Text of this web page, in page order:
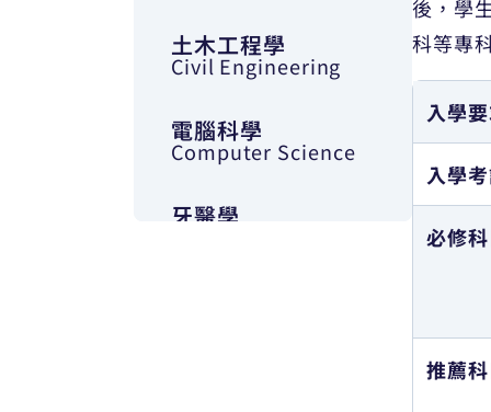
土木工程學
Civil Engineering
電腦科學
Computer Science
牙醫學
後，學
科等專
入學
入學
必修
推薦